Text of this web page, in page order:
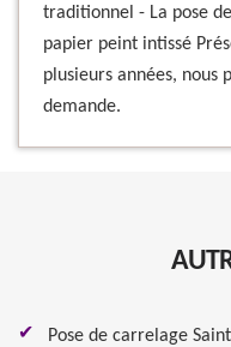
traditionnel - La pose
papier peint intissé
plusieurs années, nous
demande.
Pose de carrelage